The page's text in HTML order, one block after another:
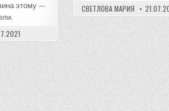
этому —
СВЕТЛОВА МАРИЯ